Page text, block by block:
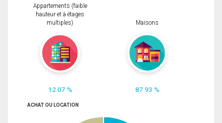
Appartements (faible
hauteur et à étages
multiples)
12.07 %
Maisons
87.93 %
ACHAT OU LOCATION